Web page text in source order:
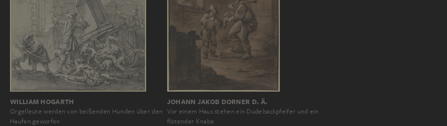
WILLIAM HOGARTH
Orgelleute werden von beißenden Hunden über den
Haufen geworfen
JOHANN JAKOB DORNER D. Ä.
Vor einem Haus stehen ein Dudelsackpfeifer und ein
flötender Knabe